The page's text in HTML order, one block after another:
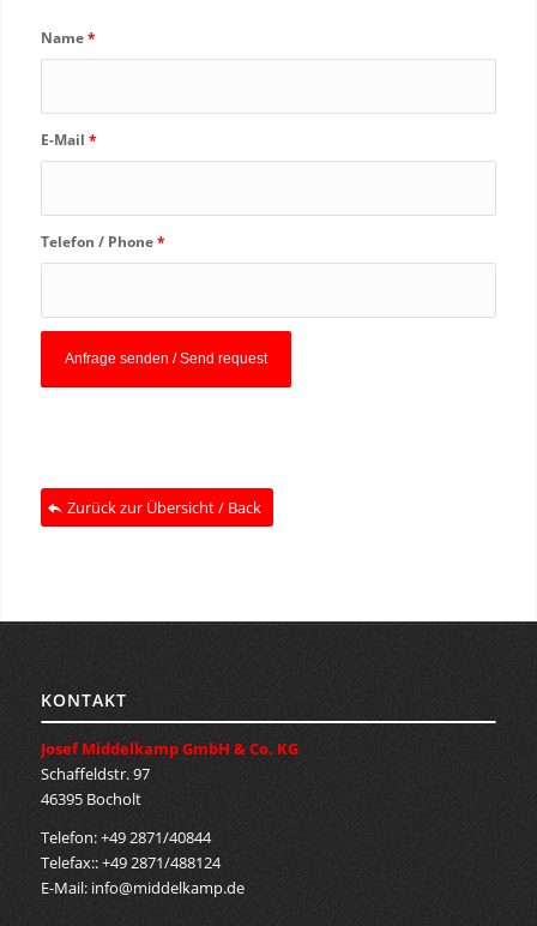
Name*
E-Mail *
Telefon / Phone*
Zurück zur Übersicht / Back
KONTAKT
Josef Middelkamp GmbH & Co. KG
Schaffeldstr. 97
46395 Bocholt
Telefon: +49 2871/40844
Telefax:: +49 2871/488124
E-Mail: info@middelkamp.de